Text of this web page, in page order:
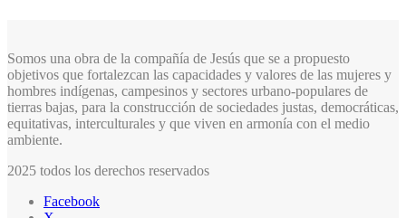
Somos una obra de la compañía de Jesús que se a propuesto
objetivos que fortalezcan las capacidades y valores de las mujeres y
hombres indígenas, campesinos y sectores urbano-populares de
tierras bajas, para la construcción de sociedades justas, democráticas,
equitativas, interculturales y que viven en armonía con el medio
ambiente.
2025 todos los derechos reservados
Facebook